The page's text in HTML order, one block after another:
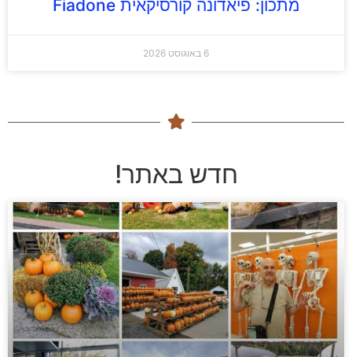
מתכון: פיאדונה קורסיקאית Fiadone
6 באוגוסט 2026
חדש באתר!